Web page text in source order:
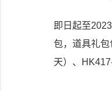
即日起至
包，道具礼包
天）、